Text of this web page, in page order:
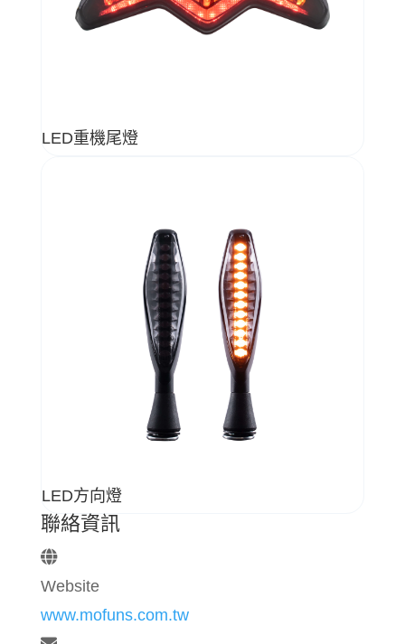
LED重機尾燈
LED方向燈
聯絡資訊
Website
www.mofuns.com.tw